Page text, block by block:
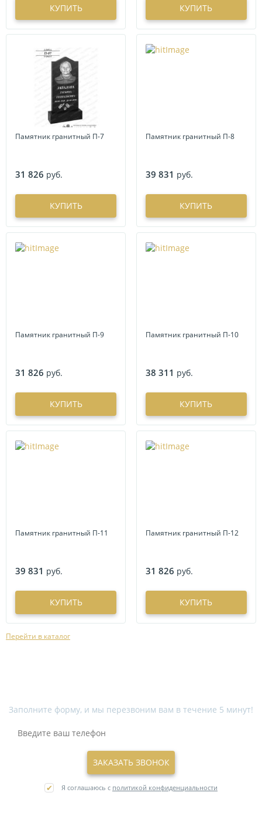
КУПИТЬ КУПИТЬ
Памятник гранитный П-7
31 826 руб.
КУПИТЬ
Памятник гранитный П-8
39 831 руб.
КУПИТЬ
Памятник гранитный П-9
31 826 руб.
КУПИТЬ
Памятник гранитный П-10
38 311 руб.
КУПИТЬ
Памятник гранитный П-11
39 831 руб.
КУПИТЬ
Памятник гранитный П-12
31 826 руб.
КУПИТЬ
Перейти в каталог
Заполните форму, и мы перезвоним вам в течение 5 минут!
ЗАКАЗАТЬ ЗВОНОК
Я соглашаюсь с политикой конфиденциальности